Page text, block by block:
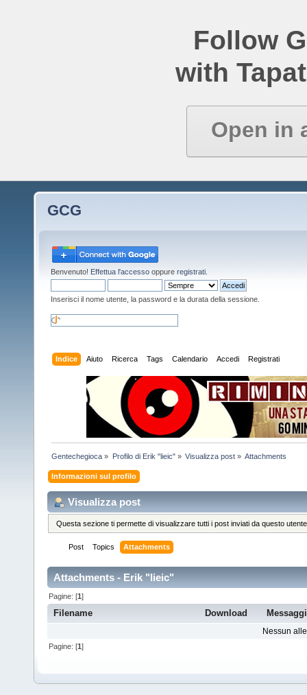
Follow
with
Open in
GCG
Benvenuto! Effettua l'accesso oppure registrati
Inserisci il nome utente, la password e la durata della sessione.
Indice Aiuto Ricerca Tags Calendario Accedi Registrati
Gentechegioca » Profilo di Erik "lieic"» Visualizza post» Attachments
Informazioni sul profilo
Visualizza post
Questa sezione ti permette di visualizzare tutti i post inviati da questo
Post Topics Attachments
Attachments - Erik "lieic"
Pagine: [1]
Filename Download
Nessun
Pagine: [1]